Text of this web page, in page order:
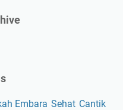
Embara Sehat Cantik